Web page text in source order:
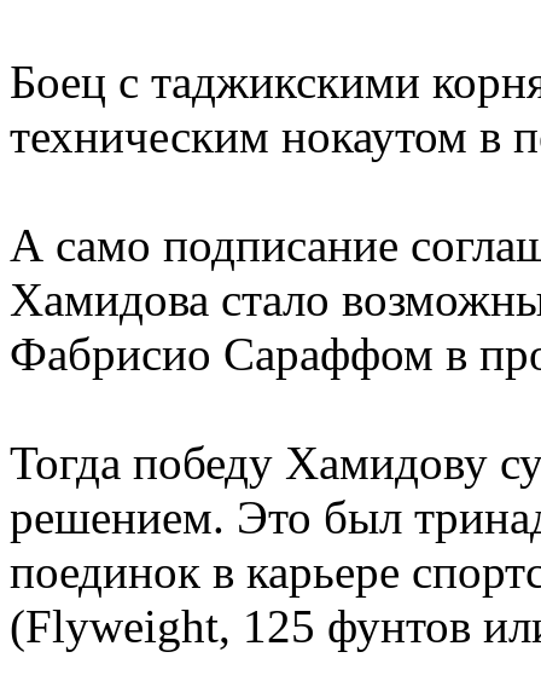
Боец с таджикскими
техническим нокаутом в
А само подписание
Хамидова стало
Фабрисио Сараффом в
Тогда победу Хамидову
решением. Это был
поединок в карьере
(Flyweight, 125 фунтов